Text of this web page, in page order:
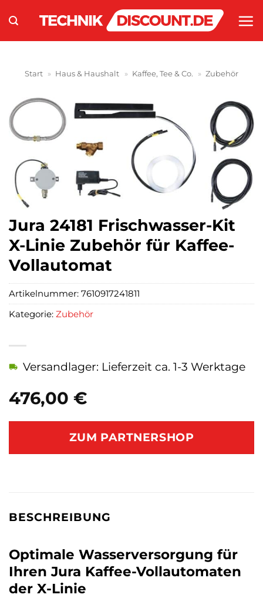
Inhalt
springen
Start » Haus & Haushalt » Kaffee, Tee & Co. » Zubehör
Jura 24181 Frischwasser-Kit
X-Linie Zubehör für Kaffee-
Vollautomat
476,00 €
Versandlager: Lieferzeit ca. 1-3 Werktage
ZUM PARTNERSHOP
Artikelnummer: 7610917241811
Kategorie: Zubehör
BESCHREIBUNG
Optimale Wasserversorgung für
Ihren Jura Kaffee-Vollautomaten
der X-Linie